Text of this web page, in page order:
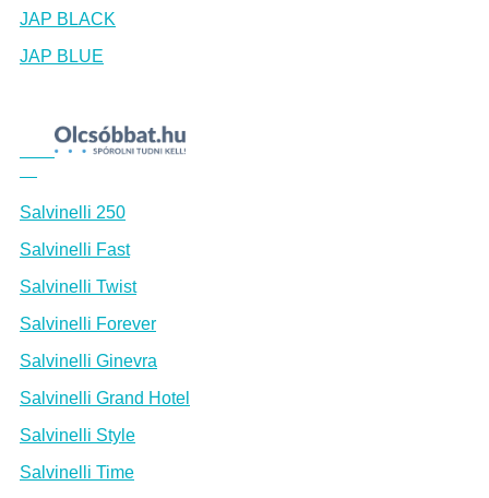
JAP BLACK
JAP BLUE
Salvinelli 250
Salvinelli Fast
Salvinelli Twist
Salvinelli Forever
Salvinelli Ginevra
Salvinelli Grand Hotel
Salvinelli Style
Salvinelli Time